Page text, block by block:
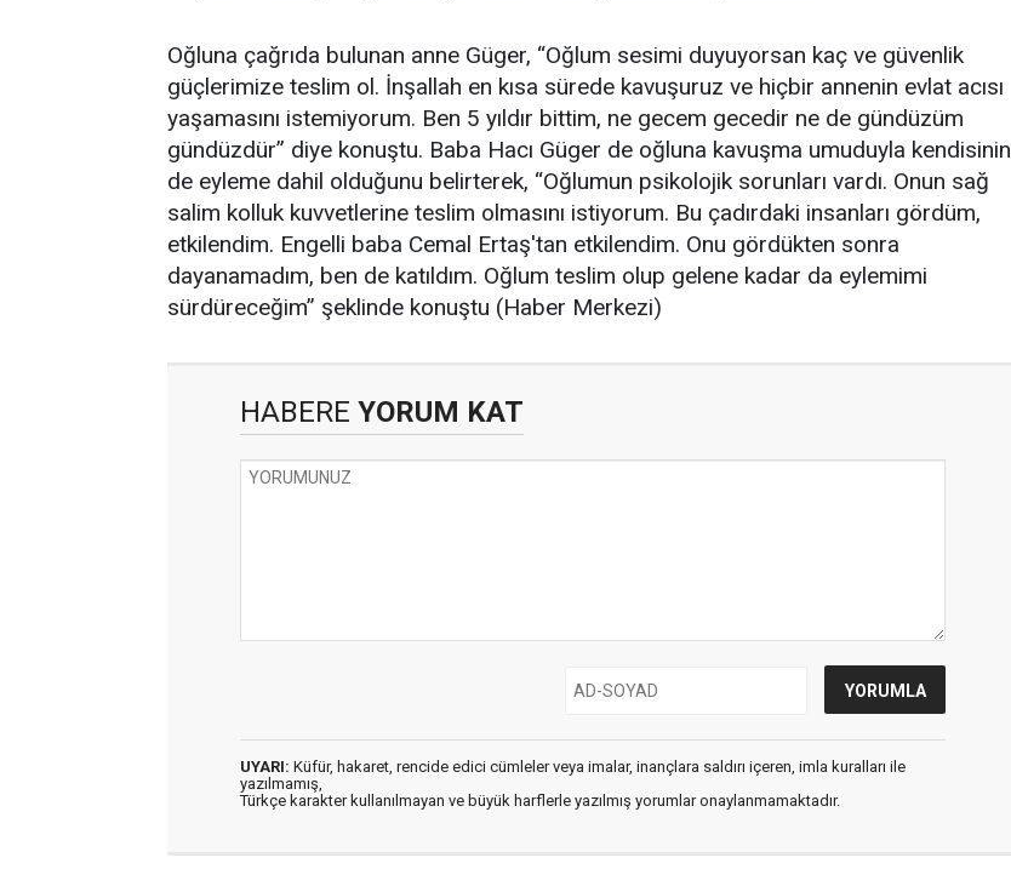
Oğluna çağrıda bulunan anne Güger, “Oğlum sesimi duyuyorsan kaç ve güvenlik
güçlerimize teslim ol. İnşallah en kısa sürede kavuşuruz ve hiçbir annenin evlat acısı
yaşamasını istemiyorum. Ben 5 yıldır bittim, ne gecem gecedir ne de gündüzüm
gündüzdür” diye konuştu. Baba Hacı Güger de oğluna kavuşma umuduyla kendisinin
de eyleme dahil olduğunu belirterek, “Oğlumun psikolojik sorunları vardı. Onun sağ
salim kolluk kuvvetlerine teslim olmasını istiyorum. Bu çadırdaki insanları gördüm,
etkilendim. Engelli baba Cemal Ertaş'tan etkilendim. Onu gördükten sonra
dayanamadım, ben de katıldım. Oğlum teslim olup gelene kadar da eylemimi
sürdüreceğim” şeklinde konuştu (Haber Merkezi)
HABERE YORUM KAT
UYARI: Küfür, hakaret, rencide edici cümleler veya imalar, inançlara saldırı içeren, imla kuralları ile
yazılmamış,
Türkçe karakter kullanılmayan ve büyük harflerle yazılmış yorumlar onaylanmamaktadır.